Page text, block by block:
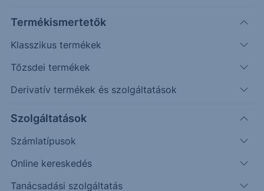
Termékismertetők
Klasszikus termékek
Tőzsdei termékek
Derivatív termékek és szolgáltatások
Szolgáltatások
Számlatípusok
Online kereskedés
Tanácsadási szolgáltatás
Védelmi mechanizmussal
rendelkező egyedi befektetési
lehetőséget keresel?
Az Erste Strukturált Értékpapír kínálatával különböző
piaci helyzetekre találhatsz megfelelő befektetési